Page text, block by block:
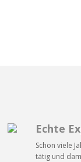
Echte
Schon viele
tätig und